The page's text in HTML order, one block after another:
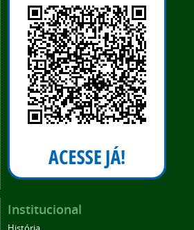
Institucional